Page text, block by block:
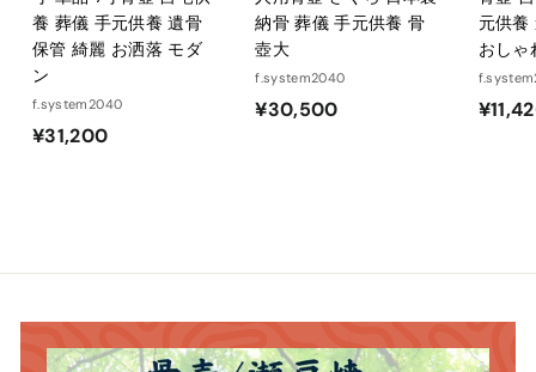
養 葬儀 手元供養 遺骨
保管 綺麗 お洒落 モダ
ン
f.system2040
¥31,200¥
納骨 葬儀 手元供養 骨
壺大
f.system2040
¥30,500¥
元供養
おしゃ